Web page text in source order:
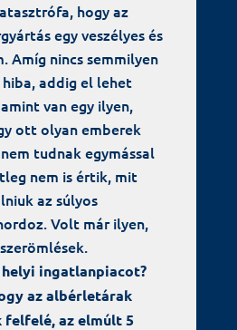
hogy az
egy veszélyes és
Amíg nincs semmilyen
addig el lehet
van egy ilyen,
ott olyan emberek
tudnak egymással
nem is értik, mit
az súlyos
Volt már ilyen,
ingatlanpiacot?
az albérletárak
felfelé, az elmúlt 5